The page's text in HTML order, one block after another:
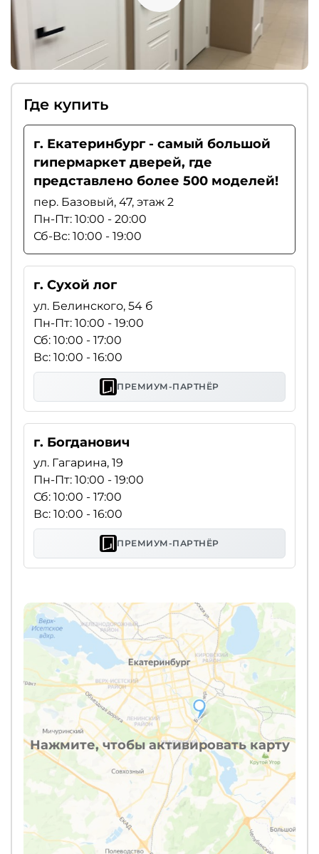
Нажмите, чтобы активировать карту
Где купить
г. Екатеринбург - самый большой
гипермаркет дверей, где
представлено более 500 моделей!
пер. Базовый, 47, этаж 2
Пн-Пт: 10:00 - 20:00
Сб-Вс: 10:00 - 19:00
г. Сухой лог
ул. Белинского, 54 б
Пн-Пт: 10:00 - 19:00
Сб: 10:00 - 17:00
Вс: 10:00 - 16:00
ПРЕМИУМ-ПАРТНЁР
г. Богданович
ул. Гагарина, 19
Пн-Пт: 10:00 - 19:00
Сб: 10:00 - 17:00
Вс: 10:00 - 16:00
ПРЕМИУМ-ПАРТНЁР